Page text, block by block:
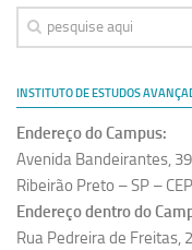
INSTITUTO DE ESTUDOS
Endereço do Campus:
Avenida Bandeirantes,
Ribeirão Preto – SP –
Endereço dentro do
Rua Pedreira de Freitas,